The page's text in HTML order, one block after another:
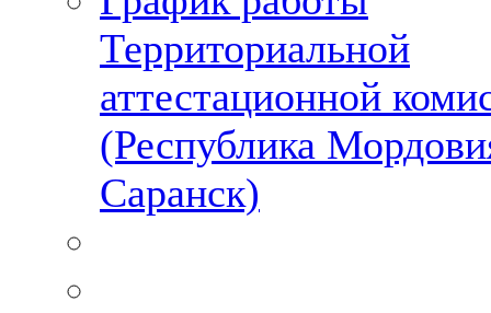
Территориальной
аттестационной
(Республика
Саранск)